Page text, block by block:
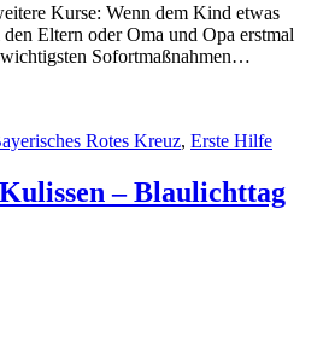
Kurse: Wenn dem Kind etwas
Eltern oder Oma und Opa erstmal
Sofortmaßnahmen…
Rotes Kreuz, Erste Hilfe
– Blaulichttag